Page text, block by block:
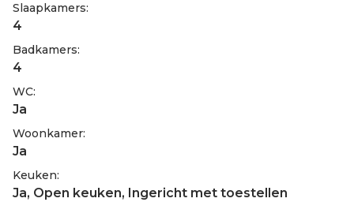
Slaapkamers:
4
Badkamers:
4
WC:
Ja
Woonkamer:
Ja
Keuken:
Ja, Open keuken, Ingericht met toestellen